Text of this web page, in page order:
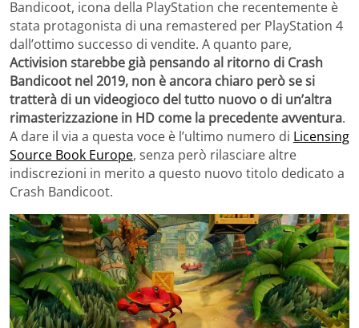
Bandicoot, icona della PlayStation che recentemente è
stata protagonista di una remastered per PlayStation 4
dall’ottimo successo di vendite. A quanto pare,
Activision starebbe già pensando al ritorno di Crash
Bandicoot nel 2019, non è ancora chiaro però se si
tratterà di un videogioco del tutto nuovo o di un’altra
rimasterizzazione in HD come la precedente avventura.
A dare il via a questa voce è l’ultimo numero di Licensing
Source Book Europe, senza però rilasciare altre
indiscrezioni in merito a questo nuovo titolo dedicato a
Crash Bandicoot.